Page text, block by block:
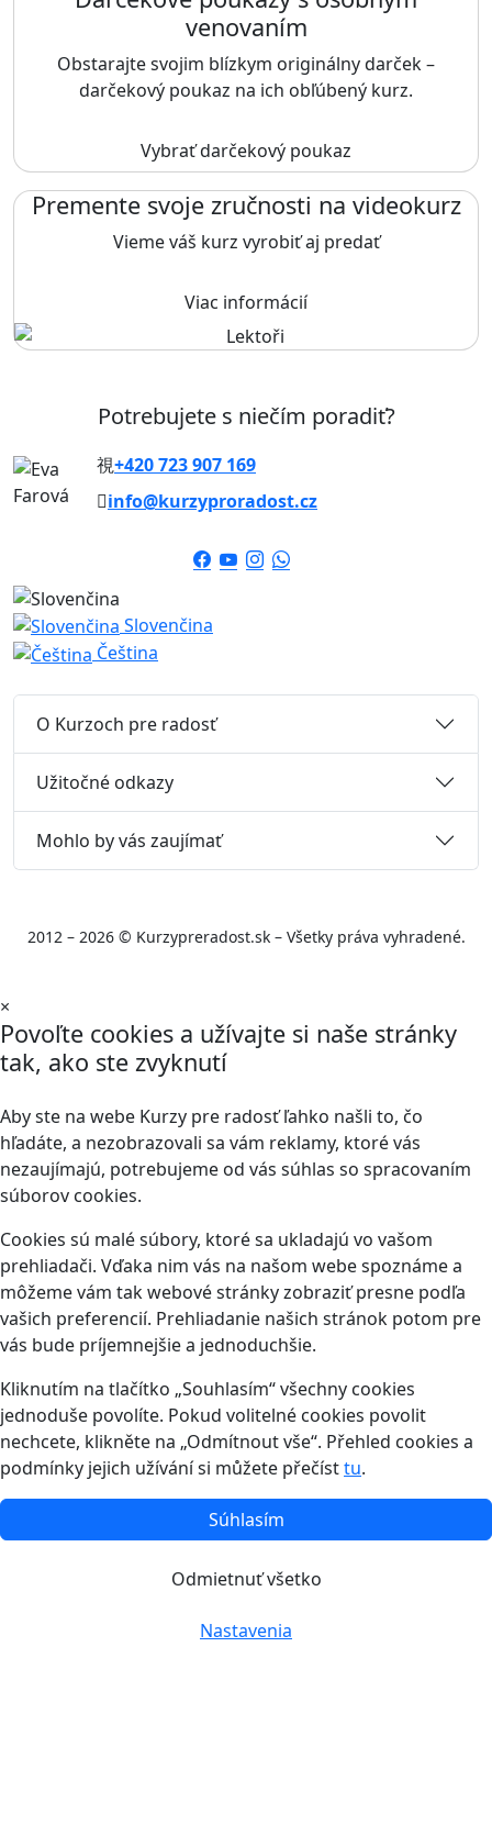
venovaním
Obstarajte svojim blízkym originálny darček –
darčekový poukaz na ich obľúbený kurz.
Vybrať darčekový poukaz
Premente svoje zručnosti na videokurz
Vieme váš kurz vyrobiť aj predať
Viac informácií
Potrebujete s niečím poradiť?
+420 723 907 169
info@kurzyproradost.cz
Slovenčina
Čeština
O Kurzoch pre radosť
Užitočné odkazy
Mohlo by vás zaujímať
2012 – 2026 © Kurzypreradost.sk – Všetky práva vyhradené.
×
Povoľte cookies a užívajte si naše stránky
tak, ako ste zvyknutí
Aby ste na webe Kurzy pre radosť ľahko našli to, čo
hľadáte, a nezobrazovali sa vám reklamy, ktoré vás
nezaujímajú, potrebujeme od vás súhlas so spracovaním
súborov cookies.
Cookies sú malé súbory, ktoré sa ukladajú vo vašom
prehliadači. Vďaka nim vás na našom webe spoznáme a
môžeme vám tak webové stránky zobraziť presne podľa
vašich preferencií. Prehliadanie našich stránok potom pre
vás bude príjemnejšie a jednoduchšie.
Kliknutím na tlačítko „Souhlasím“ všechny cookies
jednoduše povolíte. Pokud volitelné cookies povolit
nechcete, klikněte na „Odmítnout vše“. Přehled cookies a
podmínky jejich užívání si můžete přečísttu.
Súhlasím
Odmietnuť všetko
Nastavenia